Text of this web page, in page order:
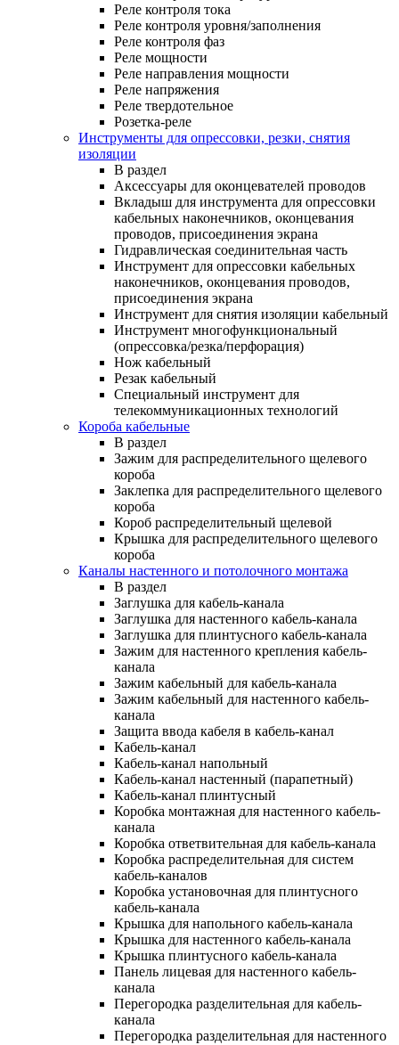
Реле контроля тока
Реле контроля уровня/заполнения
Реле контроля фаз
Реле мощности
Реле направления мощности
Реле напряжения
Реле твердотельное
Розетка-реле
Инструменты для опрессовки, резки, снятия
изоляции
В раздел
Аксессуары для оконцевателей проводов
Вкладыш для инструмента для опрессовки
кабельных наконечников, оконцевания
проводов, присоединения экрана
Гидравлическая соединительная часть
Инструмент для опрессовки кабельных
наконечников, оконцевания проводов,
присоединения экрана
Инструмент для снятия изоляции кабельный
Инструмент многофункциональный
(опрессовка/резка/перфорация)
Нож кабельный
Резак кабельный
Специальный инструмент для
телекоммуникационных технологий
Короба кабельные
В раздел
Зажим для распределительного щелевого
короба
Заклепка для распределительного щелевого
короба
Короб распределительный щелевой
Крышка для распределительного щелевого
короба
Каналы настенного и потолочного монтажа
В раздел
Заглушка для кабель-канала
Заглушка для настенного кабель-канала
Заглушка для плинтусного кабель-канала
Зажим для настенного крепления кабель-
канала
Зажим кабельный для кабель-канала
Зажим кабельный для настенного кабель-
канала
Защита ввода кабеля в кабель-канал
Кабель-канал
Кабель-канал напольный
Кабель-канал настенный (парапетный)
Кабель-канал плинтусный
Коробка монтажная для настенного кабель-
канала
Коробка ответвительная для кабель-канала
Коробка распределительная для систем
кабель-каналов
Коробка установочная для плинтусного
кабель-канала
Крышка для напольного кабель-канала
Крышка для настенного кабель-канала
Крышка плинтусного кабель-канала
Панель лицевая для настенного кабель-
канала
Перегородка разделительная для кабель-
канала
Перегородка разделительная для настенного